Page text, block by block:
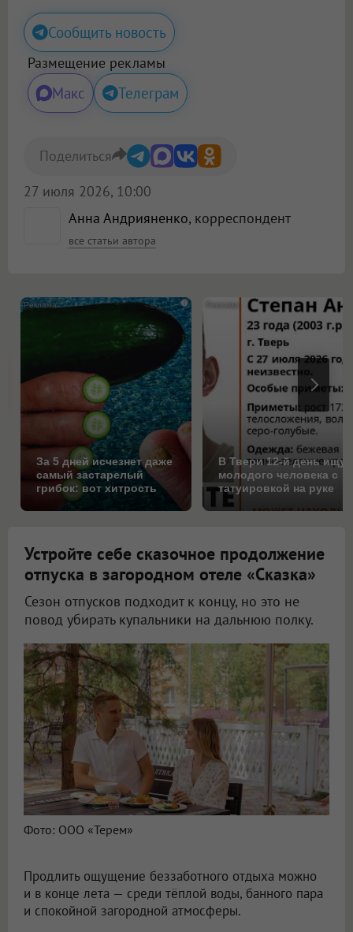
Сообщить новость
Размещение рекламы
Макс Телеграм
Анна Андрияненко, корреспондент
все статьи автора
27 июля 2026, 10:00
Поделиться
i
За 5 дней исчезнет даже
самый застарелый
грибок: вот хитрость
В Твери 12-й день ищут
молодого человека с
татуировкой на руке
Устройте себе сказочное продолжение
отпуска в загородном отеле «Сказка»
Сезон отпусков подходит к концу, но это не
повод убирать купальники на дальнюю полку.
Фото: ООО «Терем»
Продлить ощущение беззаботного отдыха можно
и в конце лета — среди тёплой воды, банного пара
и спокойной загородной атмосферы.